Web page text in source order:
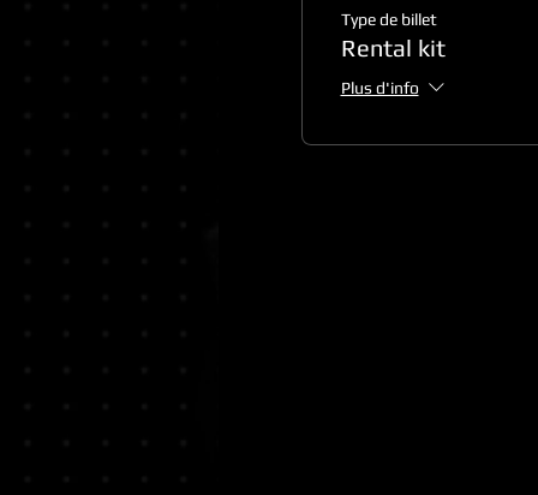
Type de billet
Rental kit
Plus d'info